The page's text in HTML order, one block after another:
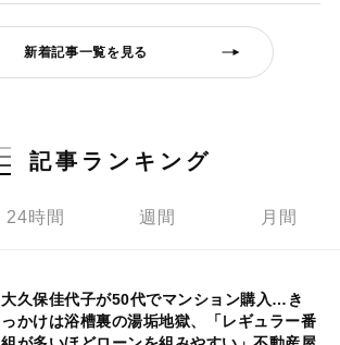
新着記事一覧を見る
記事ランキング
24時間 週間 月間
大久保佳代子が50代でマンション購入…き
っかけは浴槽裏の湯垢地獄、「レギュラー番